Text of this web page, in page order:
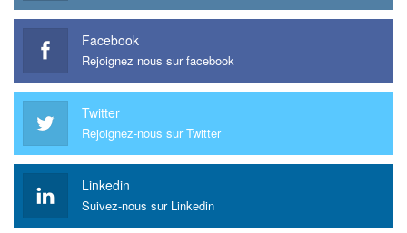
Facebook
Rejoignez nous sur facebook
Twitter
Rejoignez-nous sur Twitter
Linkedin
Suivez-nous sur Linkedin